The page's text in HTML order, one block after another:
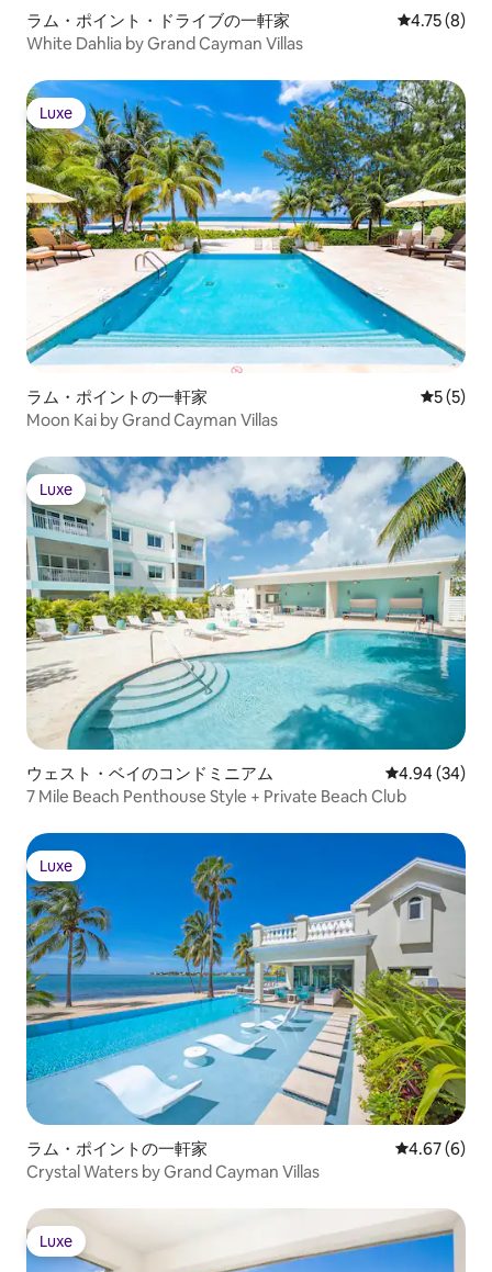
ラム・ポイント・ドライブの一軒家 レビュー8
4.75 (8)
White Dahlia by Grand Cayman Villas
Luxe
Luxe
ラム・ポイントの一軒家 レビュー
5 (5)
Moon Kai by Grand Cayman Villas
Luxe
Luxe
ウェスト・ベイのコンドミニアム レビュー34
4.94 (34)
7 Mile Beach Penthouse Style + Private Beach Club
Luxe
Luxe
ラム・ポイントの一軒家 レビュー6
4.67 (6)
Crystal Waters by Grand Cayman Villas
Luxe
Luxe